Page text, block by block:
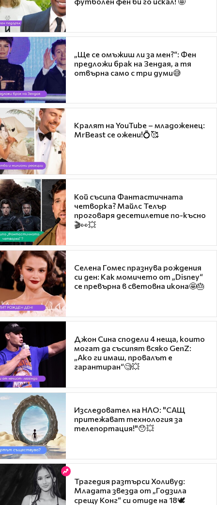
„Ще се омъжиш ли за мен?“: Фен
предложи брак на Зендая, а тя
отвърна само с три думи😅
Кралят на YouTube – младоженец:
MrBeast се ожени!💍🥰
Кой съсипа Фантастичната
четворка? Майлс Телър
проговаря десетилетие по-късно
🎬👀💥
Селена Гомес празнува рождения
си ден: Как момичето от „Disney“
се превърна в световна икона🤩🎂
Джон Сина сподели 4 неща, които
могат да съсипят всяко GenZ:
„Ако ги имаш, провалът е
гарантиран“🧐💥
Изследовател на НЛО: "САЩ
притежават технология за
телепортация!"😯💥
Трагедия разтърси Холивуд:
Младата звезда от „Годзила
срещу Конг“ си отиде на 18🕊️